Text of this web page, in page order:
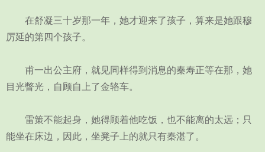
在舒凝三十岁那一年，她才迎来了孩子，算来是她跟穆
厉延的第四个孩子。
甫一出公主府，就见同样得到消息的秦寿正等在那，她
目光瞥光，自顾自上了金辂车。
雷策不能起身，她得顾着他吃饭，也不能离的太远；只
能坐在床边，因此，坐凳子上的就只有秦湛了。